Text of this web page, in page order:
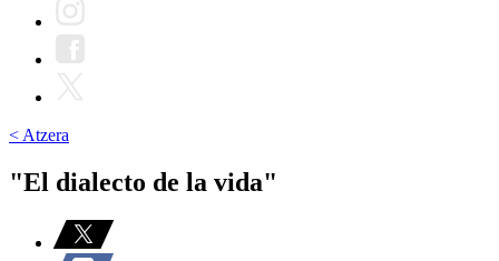
< Atzera
"El dialecto de la vida"